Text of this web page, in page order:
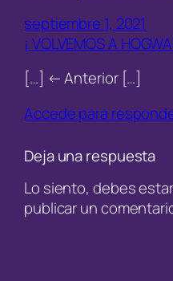
septiembre 1, 2021
¡ VOLVEMOS A
[…] ← Anterior […]
Accede para
Deja una respuesta
Lo siento, debes estar
publicar un